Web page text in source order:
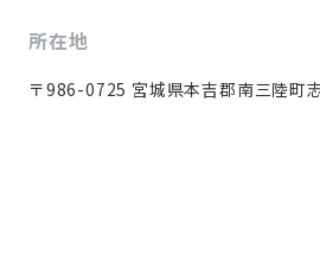
所在地
〒986-0725 宮城県本吉郡南三陸町